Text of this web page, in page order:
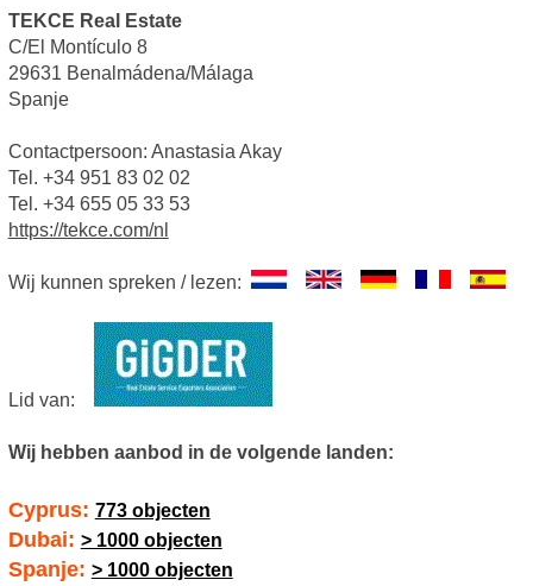
TEKCE Real Estate
C/El Montículo 8
29631 Benalmádena/Málaga
Spanje
Contactpersoon: Anastasia Akay
Tel. +34 951 83 02 02
Tel. +34 655 05 33 53
https://tekce.com/nl
Wij kunnen spreken / lezen:
Lid van:
Wij hebben aanbod in de volgende landen:
Cyprus: 773 objecten
Dubai: > 1000 objecten
Spanje: > 1000 objecten